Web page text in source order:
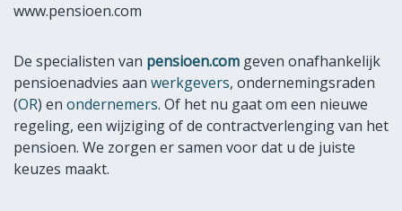
www.pensioen.com
De specialisten van pensioen.com geven onafhankelijk
pensioenadvies aan werkgevers, ondernemingsraden
(OR) en ondernemers. Of het nu gaat om een nieuwe
regeling, een wijziging of de contractverlenging van het
pensioen. We zorgen er samen voor dat u de juiste
keuzes maakt.